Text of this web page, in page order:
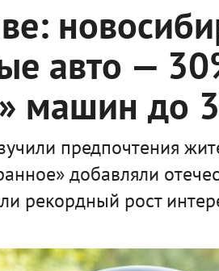
авто —
машин до
предпочтения
добавляли
рекордный рост